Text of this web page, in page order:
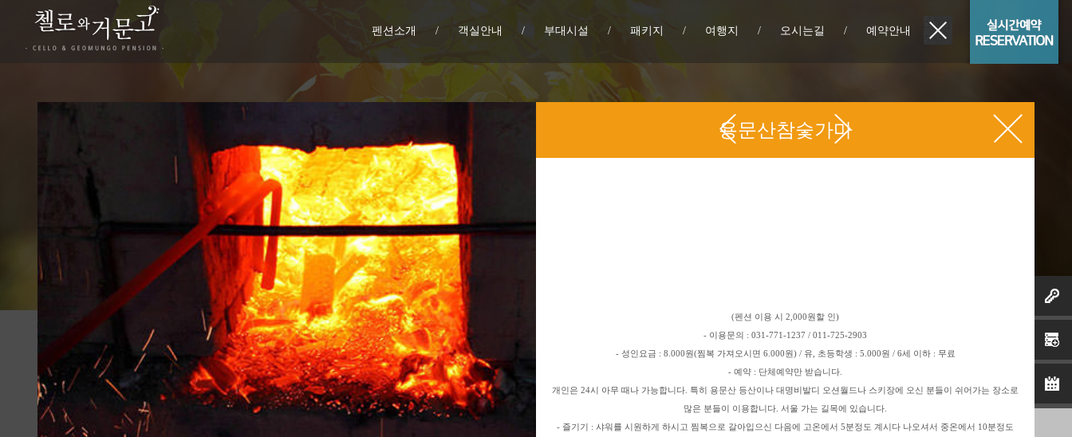
펜션소개 / 객실안내 / 부대시설 / 패키지 / 여행지 / 오시는길 / 예약안내
용문산참숯가마
(펜션 이용 시 2,000원할 인 )
- 이용문의 : 031-771-1237 / 011-725-2903
- 성인요금 : 8.000원(찜복 가져오시면 6.000원) / 유 초등학생 : 5.000원 / 6세 이하 : 무료
- 예약 : 단체예약만 받습니다
개인은 24시 아무 때나 가능합니다 특히 용문산 등산이나 대명비발디 오션월드나 스키장에 오신 분들이 쉬어가는 장소로
많은 분들이 이용합니다 서울 가는 길목에 있습니다
- 즐기기 : 샤워를 시원하게 하시고 찜복으로 갈아입으신 다음에 고온에서 5분정도 계시다 나오셔서 중온에서 10분정도
2
3
5